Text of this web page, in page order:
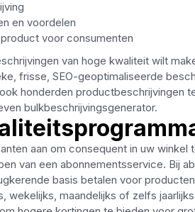
en voordelen
voor consumenten
van hoge kwaliteit wilt
frisse, SEO-geoptimaliseerde
honderden productbeschrijvingen
bulkbeschrijvingsgenerator.
aan om consequent in uw
van een abonnementsservice. Bij
basis betalen voor
wekelijks, maandelijks of zelfs jaarlijks